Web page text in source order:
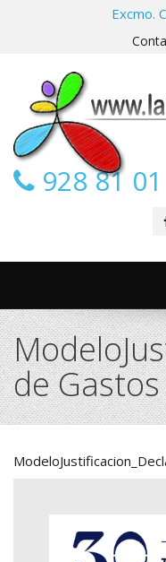
Excmo.
928 81
de